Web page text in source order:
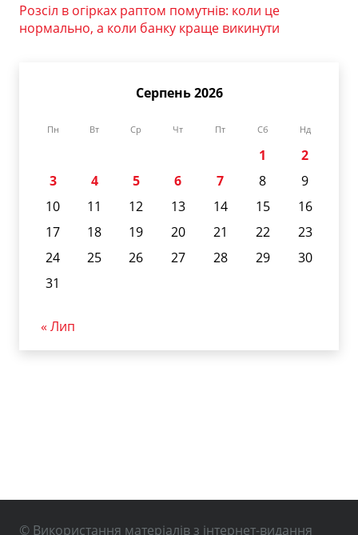
Розсіл в огірках раптом помутнів: коли це
нормально, а коли банку краще викинути
Серпень 2026
Пн Вт Ср Чт Пт Сб Нд
1
2
3
4 5 6 7 8
9
10
11 12 13 14 15
16
17
18 19 20 21 22
23
24
25 26 27 28 29
30
31
« Лип
© Використання матеріалів з інтернет-видання